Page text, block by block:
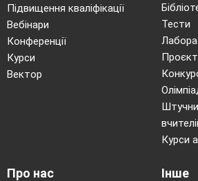
Підвищення кваліфікації
Вебінари
Конференції
Курси
Вектор
Тести
Курси
Про нас Інше